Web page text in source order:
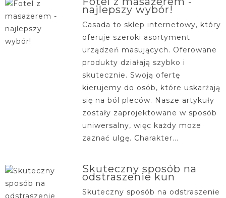
najlepszy wybór!
Casada to sklep internetowy, który
oferuje szeroki asortyment
urządzeń masujących. Oferowane
produkty działają szybko i
skutecznie. Swoją ofertę
kierujemy do osób, które uskarżają
się na ból pleców. Nasze artykuły
zostały zaprojektowane w sposób
uniwersalny, więc każdy może
zaznać ulgę. Charakter...
Skuteczny sposób na
odstraszenie kun
Skuteczny sposób na odstraszenie